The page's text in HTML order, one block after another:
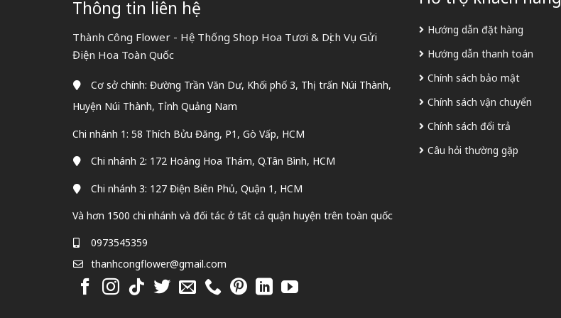
Thông tin liên hệ
Thành Công Flower - Hệ Thống Shop Hoa Tươi & Dịch Vụ Gửi
Điện Hoa Toàn Quốc
Cơ sở chính: Đường Trần Văn Dư, Khối phố 3, Thị trấn Núi Thành,
Huyện Núi Thành, Tỉnh Quảng Nam
Chi nhánh 1: 58 Thích Bửu Đăng, P1, Gò Vấp, HCM
Chi nhánh 2: 172 Hoàng Hoa Thám, Q.Tân Bình, HCM
Chi nhánh 3: 127 Điện Biên Phủ, Quận 1, HCM
Và hơn 1500 chi nhánh và đối tác ở tất cả quận huyện trên toàn quốc
0973545359
thanhcongflower@gmail.com
Hướng dẫn đặt hàng
Hướng dẫn thanh toán
Chính sách bảo mật
Chính sách vận chuyển
Chính sách đổi trả
Câu hỏi thường gặp